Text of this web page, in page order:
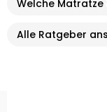
Welche
Alle Ratgeber